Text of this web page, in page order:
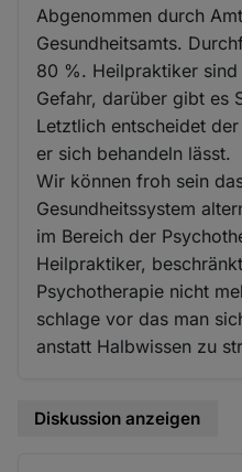
Abgenommen durch
Gesundheitsamts.
80 %. Heilpraktiker
Gefahr, darüber gibt es
Letztlich entscheidet
er sich behandeln lässt.
Wir können froh sein
Gesundheitssystem
im Bereich der
Heilpraktiker,
Psychotherapie nicht
schlage vor das man
anstatt Halbwissen zu
Diskussion anzeigen